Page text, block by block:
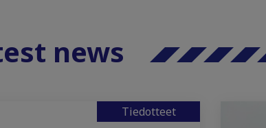
news
Tiedotteet